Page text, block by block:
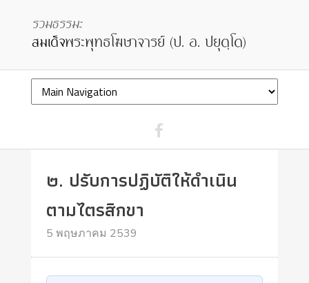
๒. ปรับการปฏิบัติให้ดำเนิน
ตามไตรสิกขา
5 พฤษภาคม 2539